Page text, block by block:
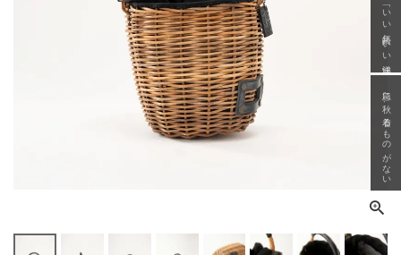
「いい年齢 いい洋服」
急に秋、着るものがない